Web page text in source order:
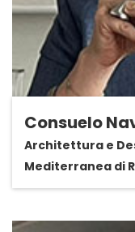
Consuelo
Architettura e
Mediterranea di